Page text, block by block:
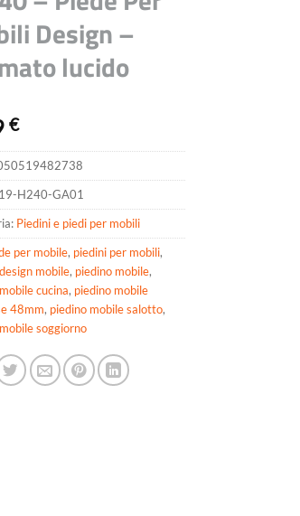
Design –
lucido
€
H240-GA01
Piedini e piedi per mobili
per mobile, piedini per mobili,
mobile, piedino mobile,
cucina, piedino mobile
48mm, piedino mobile salotto,
soggiorno